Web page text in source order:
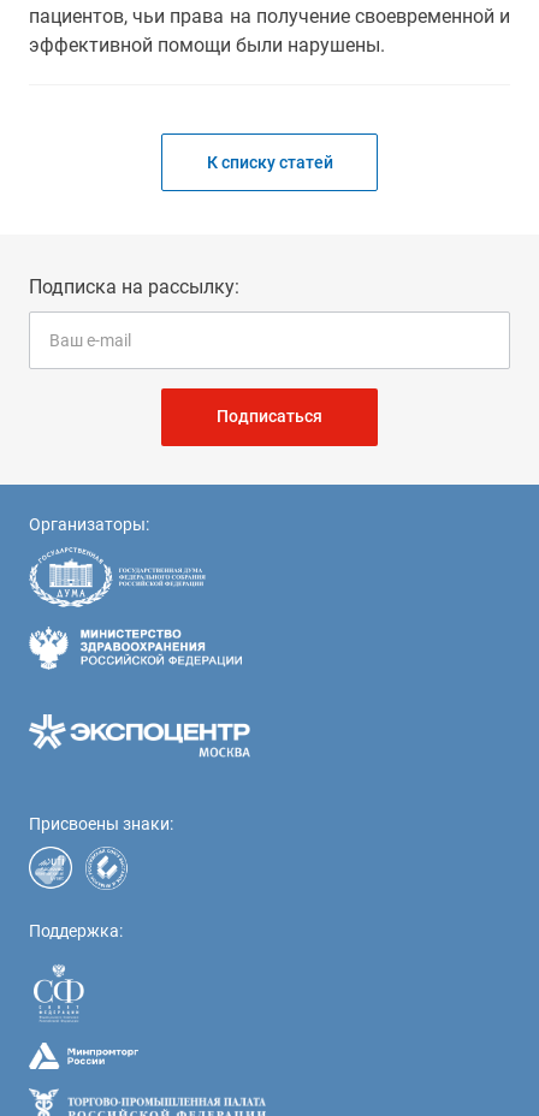
пациентов, чьи права на получение своевременной и
эффективной помощи были нарушены.
К списку статей
Подписка на рассылку:
Подписаться
Организаторы:
Присвоены знаки:
Поддержка: